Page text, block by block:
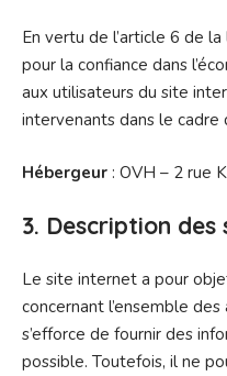
En vertu de l’article 6 de
pour la confiance dans
aux utilisateurs du site
intervenants dans le cadre
Hébergeur : OVH – 2 rue
3. Description
Le site internet a pour
concernant l’ensemble
s’efforce de fournir des
possible. Toutefois, il ne